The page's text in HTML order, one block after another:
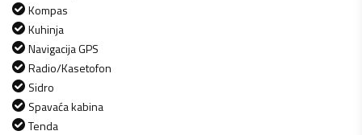
Kompas
Kuhinja
Navigacija GPS
Radio/Kasetofon
Sidro
Spavaća kabina
Tenda